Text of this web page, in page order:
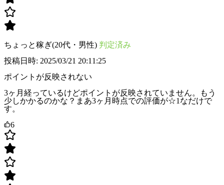
ちょっと稼ぎ(20代・男性) 判定済み
投稿日時: 2025/03/21 20:11:25
ポイントが反映されない
3ヶ月経っているけどポイントが反映されていません。もう
少しかかるのかな？まあ3ヶ月時点での評価が☆1なだけで
す。
6